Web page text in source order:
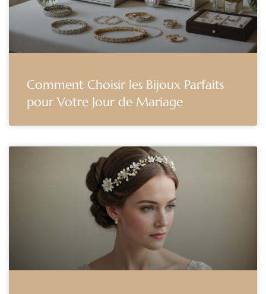
Comment Choisir les Bijoux Parfaits
pour Votre Jour de Mariage